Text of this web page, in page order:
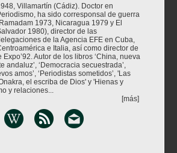
Villamartín (Cádiz). Doctor en
ha sido corresponsal de guerra
1973, Nicaragua 1979 y El
1980), director de las
de la Agencia EFE en Cuba,
e Italia, así como director de
Autor de los libros ‘China, nueva
andaluz’, ‘Democracia secuestrada’,
amos’, ‘Periodistas sometidos’, 'Las
el escriba de Dios' y 'Hienas y
y relaciones...
[más]